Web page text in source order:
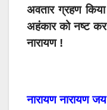
अवतार ग्रहण किया
अहंकार को नष्ट कर
नारायण!
नारायण नारायण जय